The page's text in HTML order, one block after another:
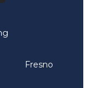
Fresno